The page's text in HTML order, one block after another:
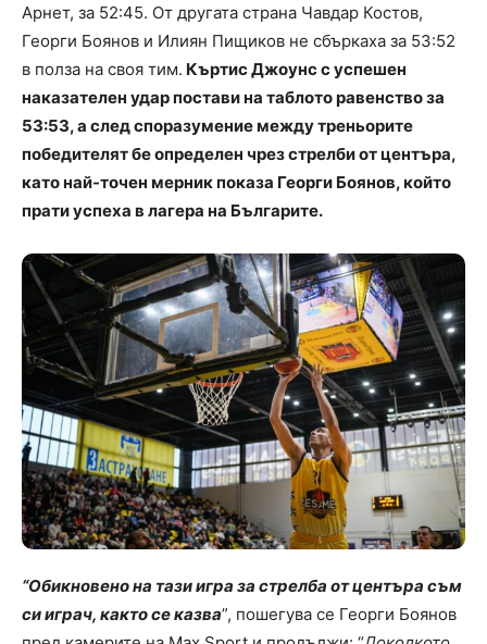
Арнет, за 52:45. От другата страна Чавдар Костов,
Георги Боянов и Илиян Пищиков не сбъркаха за 53:52
в полза на своя тим. Къртис Джоунс с успешен
наказателен удар постави на таблото равенство за
53:53, а след споразумение между треньорите
победителят бе определен чрез стрелби от центъра,
като най-точен мерник показа Георги Боянов, който
прати успеха в лагера на Българите.
“Обикновено на тази игра за стрелба от центъра съм
си играч, както се казва”, пошегува се Георги Боянов